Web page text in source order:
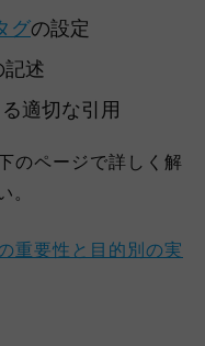
グの設定
記述
適切な引用
のページで詳しく解
。
重要性と目的別の実